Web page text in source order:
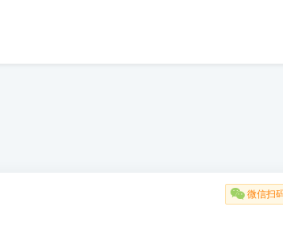
 微信扫